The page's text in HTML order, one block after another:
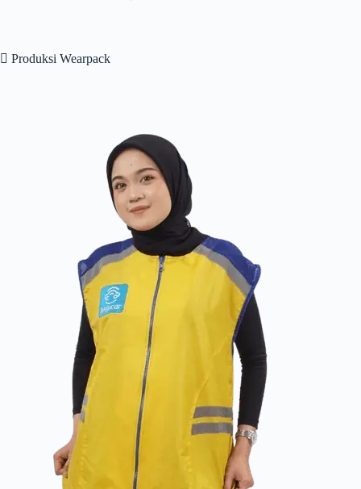
 Produksi Wearpack